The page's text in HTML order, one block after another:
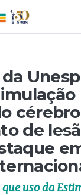
Unesp
de
uso da